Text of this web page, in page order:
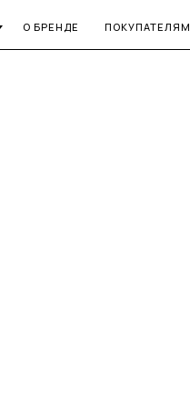
О БРЕНДЕ ПОКУПАТЕЛЯМ